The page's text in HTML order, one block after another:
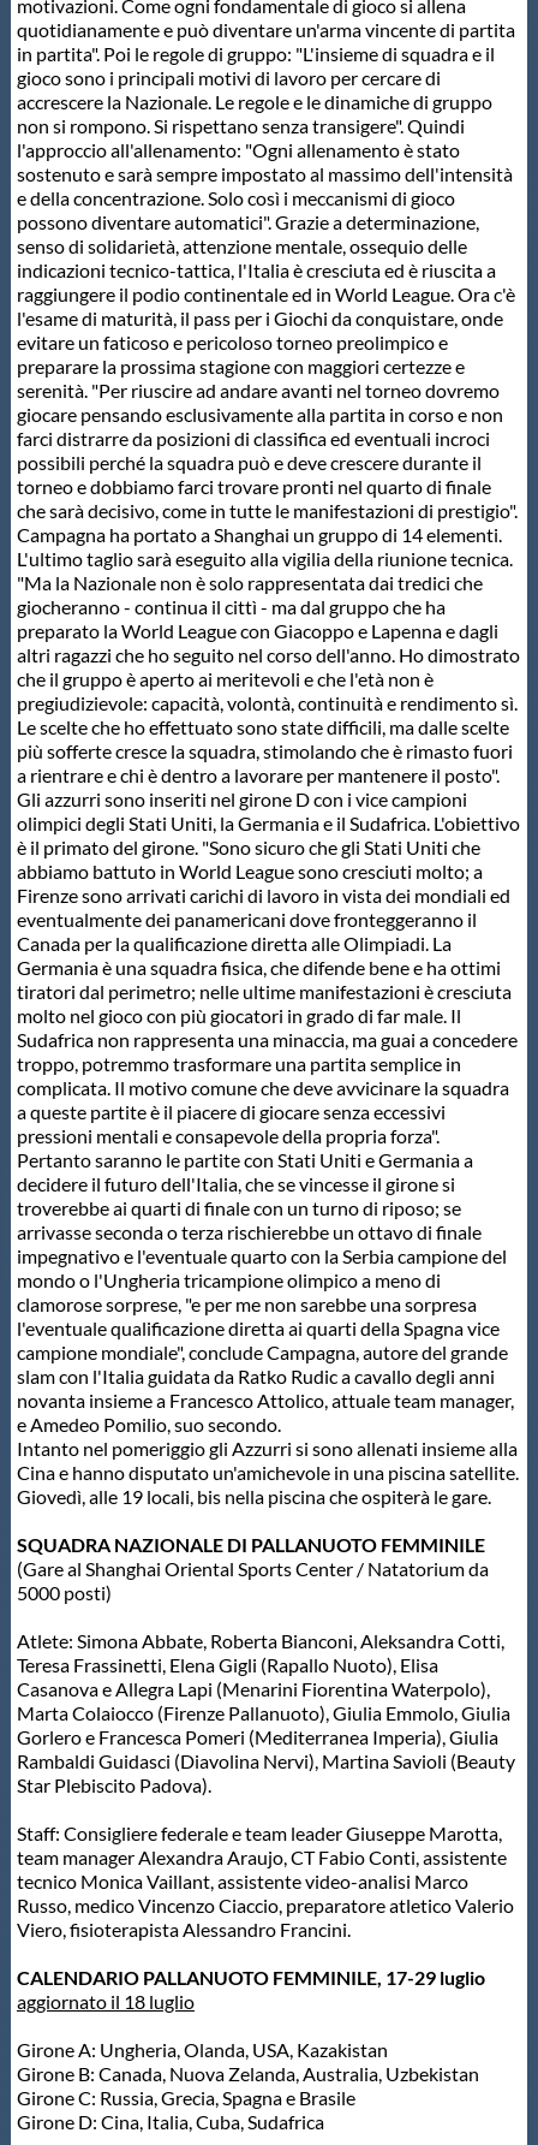
motivazioni. Come ogni fondamentale di gioco si allena
quotidianamente e può diventare un'arma vincente di partita
in partita". Poi le regole di gruppo: "L'insieme di squadra e il
gioco sono i principali motivi di lavoro per cercare di
accrescere la Nazionale. Le regole e le dinamiche di gruppo
non si rompono. Si rispettano senza transigere". Quindi
l'approccio all'allenamento: "Ogni allenamento è stato
sostenuto e sarà sempre impostato al massimo dell'intensità
e della concentrazione. Solo così i meccanismi di gioco
possono diventare automatici". Grazie a determinazione,
senso di solidarietà, attenzione mentale, ossequio delle
indicazioni tecnico-tattica, l'Italia è cresciuta ed è riuscita a
raggiungere il podio continentale ed in World League. Ora c'è
l'esame di maturità, il pass per i Giochi da conquistare, onde
evitare un faticoso e pericoloso torneo preolimpico e
preparare la prossima stagione con maggiori certezze e
serenità. "Per riuscire ad andare avanti nel torneo dovremo
giocare pensando esclusivamente alla partita in corso e non
farci distrarre da posizioni di classifica ed eventuali incroci
possibili perché la squadra può e deve crescere durante il
torneo e dobbiamo farci trovare pronti nel quarto di finale
che sarà decisivo, come in tutte le manifestazioni di prestigio".
Campagna ha portato a Shanghai un gruppo di 14 elementi.
L'ultimo taglio sarà eseguito alla vigilia della riunione tecnica.
"Ma la Nazionale non è solo rappresentata dai tredici che
giocheranno - continua il cittì - ma dal gruppo che ha
preparato la World League con Giacoppo e Lapenna e dagli
altri ragazzi che ho seguito nel corso dell'anno. Ho dimostrato
che il gruppo è aperto ai meritevoli e che l'età non è
pregiudizievole: capacità, volontà, continuità e rendimento sì.
Le scelte che ho effettuato sono state difficili, ma dalle scelte
più sofferte cresce la squadra, stimolando che è rimasto fuori
a rientrare e chi è dentro a lavorare per mantenere il posto".
Gli azzurri sono inseriti nel girone D con i vice campioni
olimpici degli Stati Uniti, la Germania e il Sudafrica. L'obiettivo
è il primato del girone. "Sono sicuro che gli Stati Uniti che
abbiamo battuto in World League sono cresciuti molto; a
Firenze sono arrivati carichi di lavoro in vista dei mondiali ed
eventualmente dei panamericani dove fronteggeranno il
Canada per la qualificazione diretta alle Olimpiadi. La
Germania è una squadra fisica, che difende bene e ha ottimi
tiratori dal perimetro; nelle ultime manifestazioni è cresciuta
molto nel gioco con più giocatori in grado di far male. Il
Sudafrica non rappresenta una minaccia, ma guai a concedere
troppo, potremmo trasformare una partita semplice in
complicata. Il motivo comune che deve avvicinare la squadra
a queste partite è il piacere di giocare senza eccessivi
pressioni mentali e consapevole della propria forza".
Pertanto saranno le partite con Stati Uniti e Germania a
decidere il futuro dell'Italia, che se vincesse il girone si
troverebbe ai quarti di finale con un turno di riposo; se
arrivasse seconda o terza rischierebbe un ottavo di finale
impegnativo e l'eventuale quarto con la Serbia campione del
mondo o l'Ungheria tricampione olimpico a meno di
clamorose sorprese, "e per me non sarebbe una sorpresa
l'eventuale qualificazione diretta ai quarti della Spagna vice
campione mondiale", conclude Campagna, autore del grande
slam con l'Italia guidata da Ratko Rudic a cavallo degli anni
novanta insieme a Francesco Attolico, attuale team manager,
e Amedeo Pomilio, suo secondo.
Intanto nel pomeriggio gli Azzurri si sono allenati insieme alla
Cina e hanno disputato un'amichevole in una piscina satellite.
Giovedì, alle 19 locali, bis nella piscina che ospiterà le gare.
SQUADRA NAZIONALE DI PALLANUOTO FEMMINILE
(Gare al Shanghai Oriental Sports Center / Natatorium da
5000 posti)
Atlete: Simona Abbate, Roberta Bianconi, Aleksandra Cotti,
Teresa Frassinetti, Elena Gigli (Rapallo Nuoto), Elisa
Casanova e Allegra Lapi (Menarini Fiorentina Waterpolo),
Marta Colaiocco (Firenze Pallanuoto), Giulia Emmolo, Giulia
Gorlero e Francesca Pomeri (Mediterranea Imperia), Giulia
Rambaldi Guidasci (Diavolina Nervi), Martina Savioli (Beauty
Star Plebiscito Padova).
Staff: Consigliere federale e team leader Giuseppe Marotta,
team manager Alexandra Araujo, CT Fabio Conti, assistente
tecnico Monica Vaillant, assistente video-analisi Marco
Russo, medico Vincenzo Ciaccio, preparatore atletico Valerio
Viero, fisioterapista Alessandro Francini.
CALENDARIO PALLANUOTO FEMMINILE, 17-29 luglio
aggiornato il 18 luglio
Girone A: Ungheria, Olanda, USA, Kazakistan
Girone B: Canada, Nuova Zelanda, Australia, Uzbekistan
Girone C: Russia, Grecia, Spagna e Brasile
Girone D: Cina, Italia, Cuba, Sudafrica